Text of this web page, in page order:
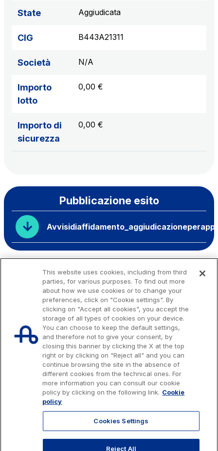
State Aggiudicata
CIG B443A21311
Società N/A
Importo
lotto
0,00 €
Importo di
sicurezza
0,00 €
Pubblicazione esito
Issued capital € 622.027.000,00, fully paid-up.
Tax code, VAT number and Rome Companies' Register no. 07516911000
© 2026 Autostrade per l'Italia Spa, All rights reserved
803.111 info@autostrade.it
This website uses cookies, including from third
parties, for various purposes. To find out more
about how we use cookies or to change your
preferences, click on "Cookie settings". By
clicking on "Accept all cookies", you accept the
storage of all types of cookies on your device.
You can choose to keep the default settings,
and therefore not to give your consent, by
closing this banner by clicking the X at the top
right or by clicking on "Reject all" and you can
continue browsing the site in the absence of
different cookies from the technical ones. For
more information you can consult our cookie
policy by clicking on the following link. Cookie
policy
Cookies Settings
Reject All